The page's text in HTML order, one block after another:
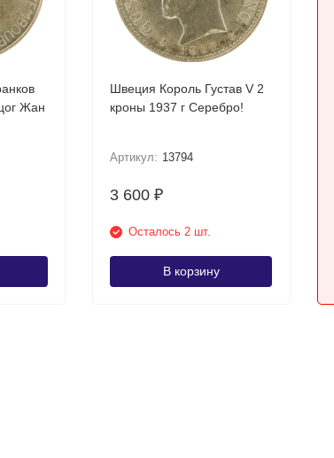
Жан
Швеция Король Густав V 2
кроны 1937 г Серебро!
Артикул: 13794
3 600₽
Осталось 2 шт.
В корзину